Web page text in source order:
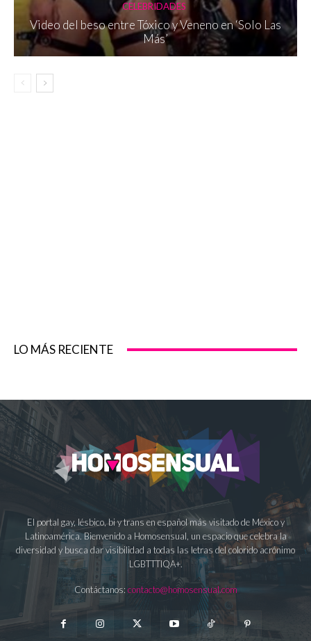
CELEBRIDADES
Video del beso entre Tóxico y Veneno en ‘Solo Las
Más’
LO MÁS RECIENTE
El portal gay, lésbico, bi y trans en español más visitado de México y
Latinoamérica. Bienvenido a Homosensual, un espacio que celebra la
diversidad y busca dar visibilidad a todas las letras del colorido acrónimo
LGBTTTIQA+.
Contáctanos: contacto@homosensual.com